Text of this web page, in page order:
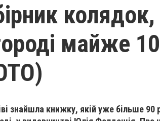
колядок,
майже
знайшла книжку, якiй уже бiльше 90